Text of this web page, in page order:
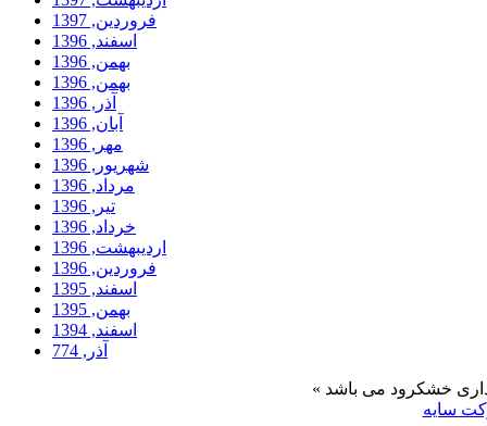
فروردين, 1397
اسفند, 1396
بهمن, 1396
بهمن, 1396
آذر, 1396
آبان, 1396
مهر, 1396
شهریور, 1396
مرداد, 1396
تیر, 1396
خرداد, 1396
ارديبهشت, 1396
فروردين, 1396
اسفند, 1395
بهمن, 1395
اسفند, 1394
آذر, 774
سایه